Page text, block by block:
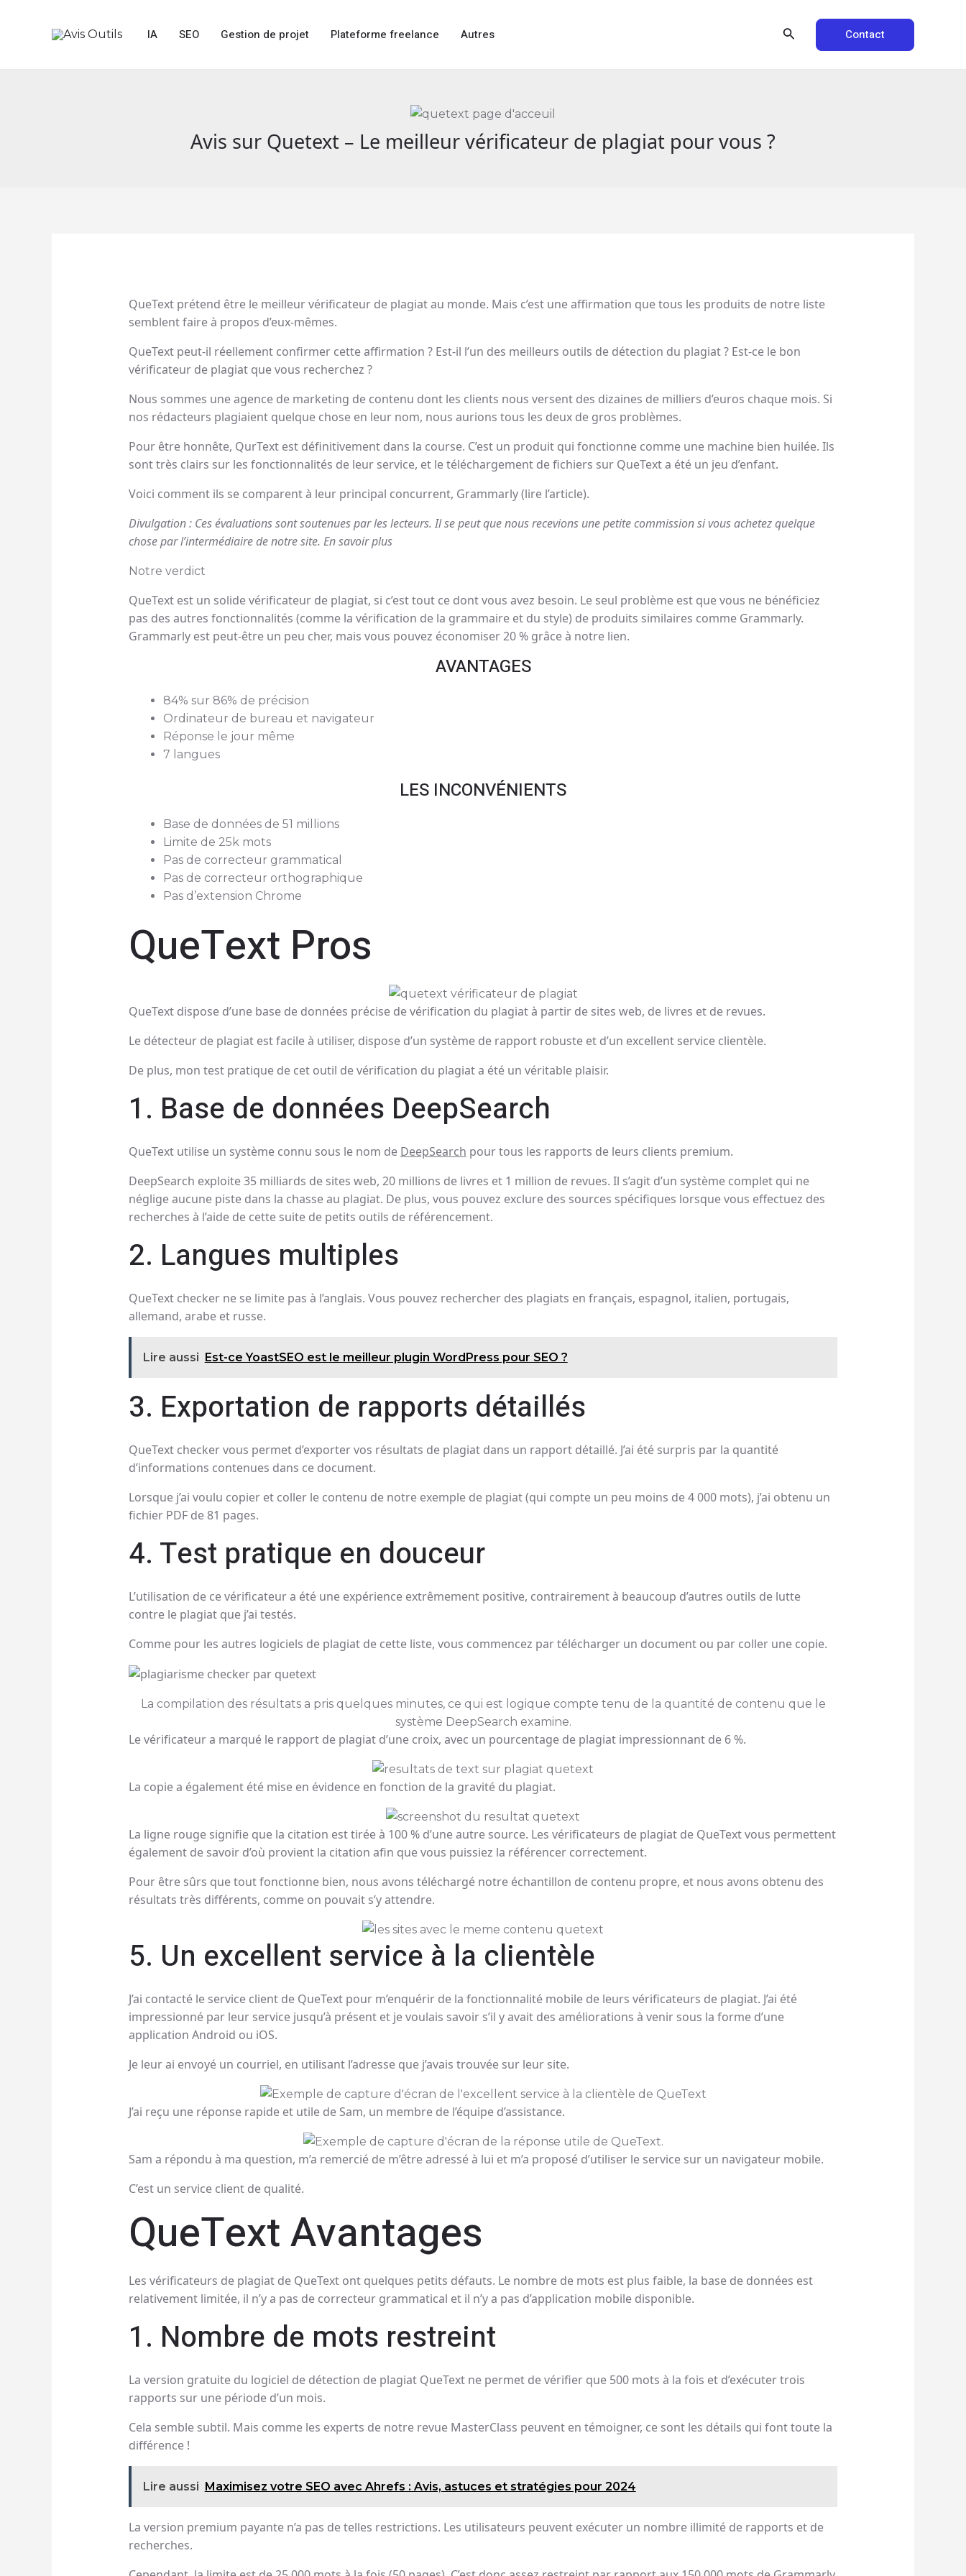
IA SEO Gestion de projet Plateforme freelance Autres RechercherContact
Avis sur Quetext – Le meilleur vérificateur de plagiat pour vous ?
QueText prétend être le meilleur vérificateur de plagiat au monde. Mais c’est une affirmation que tous les produits de notre liste
semblent faire à propos d’eux-mêmes.
QueText peut-il réellement confirmer cette affirmation ? Est-il l’un des meilleurs outils de détection du plagiat ? Est-ce le bon
vérificateur de plagiat que vous recherchez ?
Nous sommes une agence de marketing de contenu dont les clients nous versent des dizaines de milliers d’euros chaque mois. Si
nos rédacteurs plagiaient quelque chose en leur nom, nous aurions tous les deux de gros problèmes.
Pour être honnête, QurText est définitivement dans la course. C’est un produit qui fonctionne comme une machine bien huilée. Ils
sont très clairs sur les fonctionnalités de leur service, et le téléchargement de fichiers sur QueText a été un jeu d’enfant.
Voici comment ils se comparent à leur principal concurrent, Grammarly (lire l’article).
Divulgation : Ces évaluations sont soutenues par les lecteurs. Il se peut que nous recevions une petite commission si vous achetez quelque
chose par l’intermédiaire de notre site. En savoir plus
Notre verdict
QueText est un solide vérificateur de plagiat, si c’est tout ce dont vous avez besoin. Le seul problème est que vous ne bénéficiez
pas des autres fonctionnalités (comme la vérification de la grammaire et du style) de produits similaires comme Grammarly.
Grammarly est peut-être un peu cher, mais vous pouvez économiser 20 % grâce à notre lien.
AVANTAGES
84% sur 86% de précision
Ordinateur de bureau et navigateur
Réponse le jour même
7 langues
LES INCONVÉNIENTS
Base de données de 51 millions
Limite de 25k mots
Pas de correcteur grammatical
Pas de correcteur orthographique
Pas d’extension Chrome
QueText Pros
QueText dispose d’une base de données précise de vérification du plagiat à partir de sites web, de livres et de revues.
Le détecteur de plagiat est facile à utiliser, dispose d’un système de rapport robuste et d’un excellent service clientèle.
De plus, mon test pratique de cet outil de vérification du plagiat a été un véritable plaisir.
1. Base de données DeepSearch
QueText utilise un système connu sous le nom de DeepSearch pour tous les rapports de leurs clients premium.
DeepSearch exploite 35 milliards de sites web, 20 millions de livres et 1 million de revues. Il s’agit d’un système complet qui ne
néglige aucune piste dans la chasse au plagiat. De plus, vous pouvez exclure des sources spécifiques lorsque vous effectuez des
recherches à l’aide de cette suite de petits outils de référencement.
2. Langues multiples
QueText checker ne se limite pas à l’anglais. Vous pouvez rechercher des plagiats en français, espagnol, italien, portugais,
allemand, arabe et russe.
Lire aussi Est-ce YoastSEO est le meilleur plugin WordPress pour SEO ?
3. Exportation de rapports détaillés
QueText checker vous permet d’exporter vos résultats de plagiat dans un rapport détaillé. J’ai été surpris par la quantité
d’informations contenues dans ce document.
Lorsque j’ai voulu copier et coller le contenu de notre exemple de plagiat (qui compte un peu moins de 4 000 mots), j’ai obtenu un
fichier PDF de 81 pages.
4. Test pratique en douceur
L’utilisation de ce vérificateur a été une expérience extrêmement positive, contrairement à beaucoup d’autres outils de lutte
contre le plagiat que j’ai testés.
Comme pour les autres logiciels de plagiat de cette liste, vous commencez par télécharger un document ou par coller une copie.
La compilation des résultats a pris quelques minutes, ce qui est logique compte tenu de la quantité de contenu que le
système DeepSearch examine.
Le vérificateur a marqué le rapport de plagiat d’une croix, avec un pourcentage de plagiat impressionnant de 6 %.
La copie a également été mise en évidence en fonction de la gravité du plagiat.
La ligne rouge signifie que la citation est tirée à 100 % d’une autre source. Les vérificateurs de plagiat de QueText vous permettent
également de savoir d’où provient la citation afin que vous puissiez la référencer correctement.
Pour être sûrs que tout fonctionne bien, nous avons téléchargé notre échantillon de contenu propre, et nous avons obtenu des
résultats très différents, comme on pouvait s’y attendre.
5. Un excellent service à la clientèle
J’ai contacté le service client de QueText pour m’enquérir de la fonctionnalité mobile de leurs vérificateurs de plagiat. J’ai été
impressionné par leur service jusqu’à présent et je voulais savoir s’il y avait des améliorations à venir sous la forme d’une
application Android ou iOS.
Je leur ai envoyé un courriel, en utilisant l’adresse que j’avais trouvée sur leur site.
J’ai reçu une réponse rapide et utile de Sam, un membre de l’équipe d’assistance.
Sam a répondu à ma question, m’a remercié de m’être adressé à lui et m’a proposé d’utiliser le service sur un navigateur mobile.
C’est un service client de qualité.
QueText Avantages
Les vérificateurs de plagiat de QueText ont quelques petits défauts. Le nombre de mots est plus faible, la base de données est
relativement limitée, il n’y a pas de correcteur grammatical et il n’y a pas d’application mobile disponible.
1. Nombre de mots restreint
La version gratuite du logiciel de détection de plagiat QueText ne permet de vérifier que 500 mots à la fois et d’exécuter trois
rapports sur une période d’un mois.
Cela semble subtil. Mais comme les experts de notre revue MasterClass peuvent en témoigner, ce sont les détails qui font toute la
différence !
Lire aussi Maximisez votre SEO avec Ahrefs : Avis, astuces et stratégies pour 2024
La version premium payante n’a pas de telles restrictions. Les utilisateurs peuvent exécuter un nombre illimité de rapports et de
recherches.